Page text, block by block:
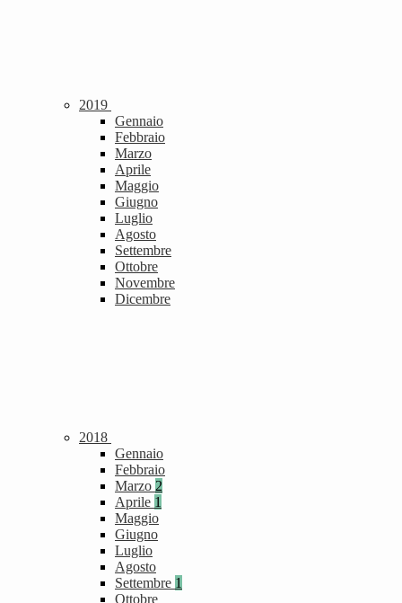
2019
Gennaio
Febbraio
Marzo
Aprile
Maggio
Giugno
Luglio
Agosto
Settembre
Ottobre
Novembre
Dicembre
2018
Gennaio
Febbraio
Marzo 2
Aprile 1
Maggio
Giugno
Luglio
Agosto
Settembre 1
Ottobre